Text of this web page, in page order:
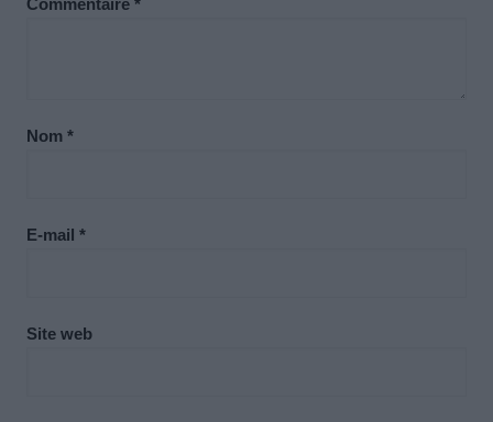
Commentaire *
Nom *
E-mail *
Site web